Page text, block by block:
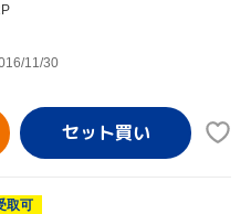
11/30
取可